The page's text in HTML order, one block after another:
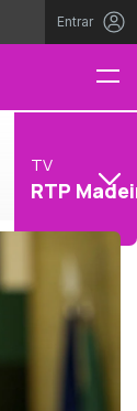
Entrar
TV
RTP